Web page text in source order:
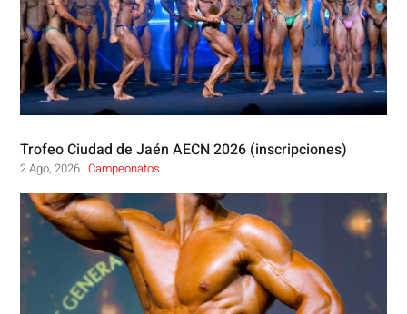
Trofeo Ciudad de Jaén AECN 2026 (inscripciones)
2 Ago, 2026 |Campeonatos